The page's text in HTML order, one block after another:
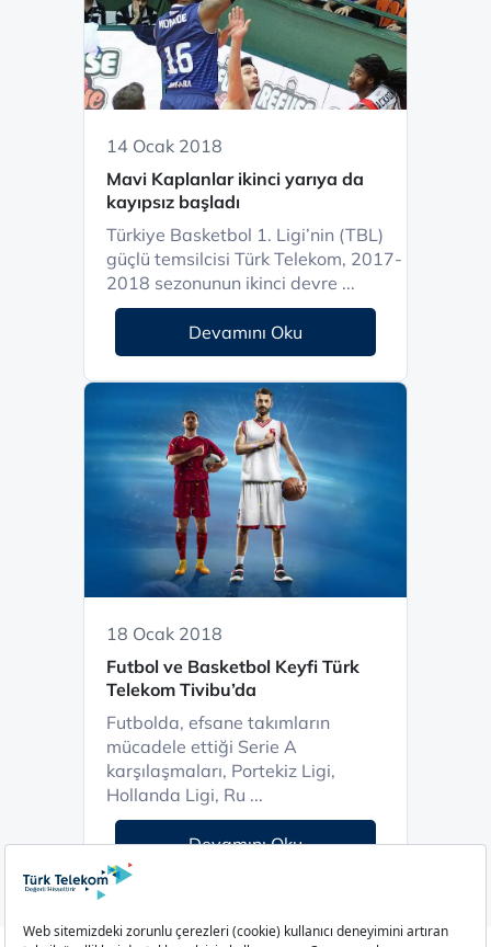
14 Ocak 2018
Mavi Kaplanlar ikinci yarıya da
kayıpsız başladı
Türkiye Basketbol 1. Ligi’nin (TBL)
güçlü temsilcisi Türk Telekom, 2017-
2018 sezonunun ikinci devre ...
Devamını Oku
18 Ocak 2018
Futbol ve Basketbol Keyfi Türk
Telekom Tivibu’da
Futbolda, efsane takımların
mücadele ettiği Serie A
karşılaşmaları, Portekiz Ligi,
Hollanda Ligi, Ru ...
Devamını Oku